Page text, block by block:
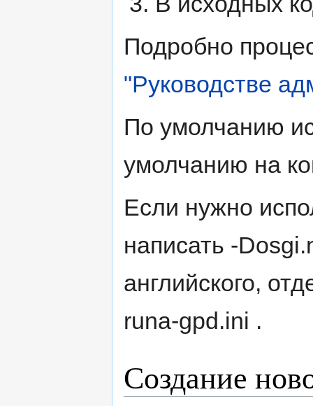
Подробно
"Руководстве
По умолчанию
умолчанию на
Если нужно
написать -
английского,
runa-gpd.ini .
Создание